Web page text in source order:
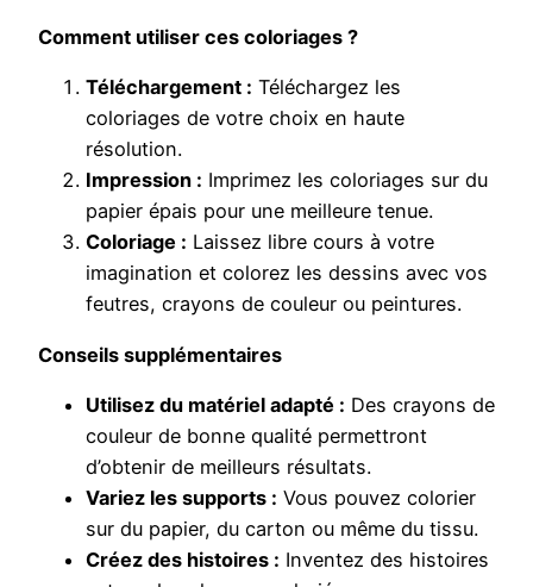
Comment utiliser ces coloriages ?
Téléchargement : Téléchargez les
coloriages de votre choix en haute
résolution.
Impression : Imprimez les coloriages sur du
papier épais pour une meilleure tenue.
Coloriage : Laissez libre cours à votre
imagination et colorez les dessins avec vos
feutres, crayons de couleur ou peintures.
Conseils supplémentaires
Utilisez du matériel adapté : Des crayons de
couleur de bonne qualité permettront
d’obtenir de meilleurs résultats.
Variez les supports : Vous pouvez colorier
sur du papier, du carton ou même du tissu.
Créez des histoires : Inventez des histoires